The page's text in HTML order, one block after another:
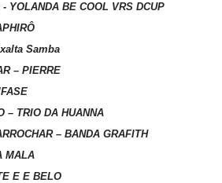
YOLANDA BE COOL VRS DCUP
Samba
– PIERRE
– TRIO DA HUANNA
– BANDA GRAFITH
MALA
E E BELO